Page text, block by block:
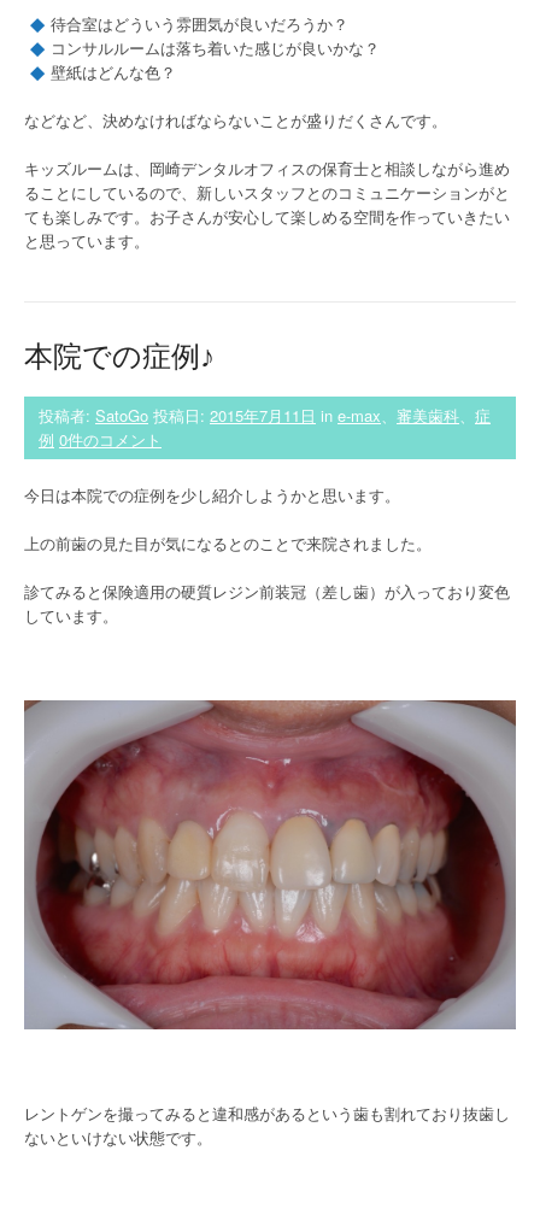
待合室はどういう雰囲気が良いだろうか？
コンサルルームは落ち着いた感じが良いかな？
壁紙はどんな色？
などなど、決めなければならないことが盛りだくさんです。
キッズルームは、岡崎デンタルオフィスの保育士と相談しながら進め
ることにしているので、新しいスタッフとのコミュニケーションがと
ても楽しみです。お子さんが安心して楽しめる空間を作っていきたい
と思っています。
本院での症例♪
投稿者: SatoGo 投稿日: 2015年7月11日 in e-max、 審美歯科、 症
例 0件のコメント
今日は本院での症例を少し紹介しようかと思います。
上の前歯の見た目が気になるとのことで来院されました。
診てみると保険適用の硬質レジン前装冠（差し歯）が入っており変色
しています。
レントゲンを撮ってみると違和感があるという歯も割れており抜歯し
ないといけない状態です。